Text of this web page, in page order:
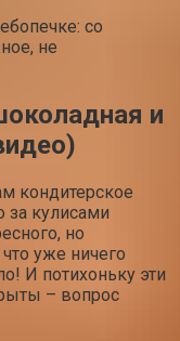
со
не
и
кондитерское
за кулисами
но
уже ничего
И потихоньку эти
– вопрос